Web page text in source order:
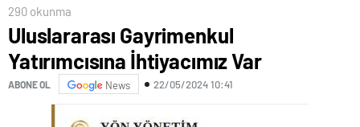
290 okunma
Uluslararası Gayrimenkul
Yatırımcısına İhtiyacımız Var
ABONE OL News 22/05/2024 10:41